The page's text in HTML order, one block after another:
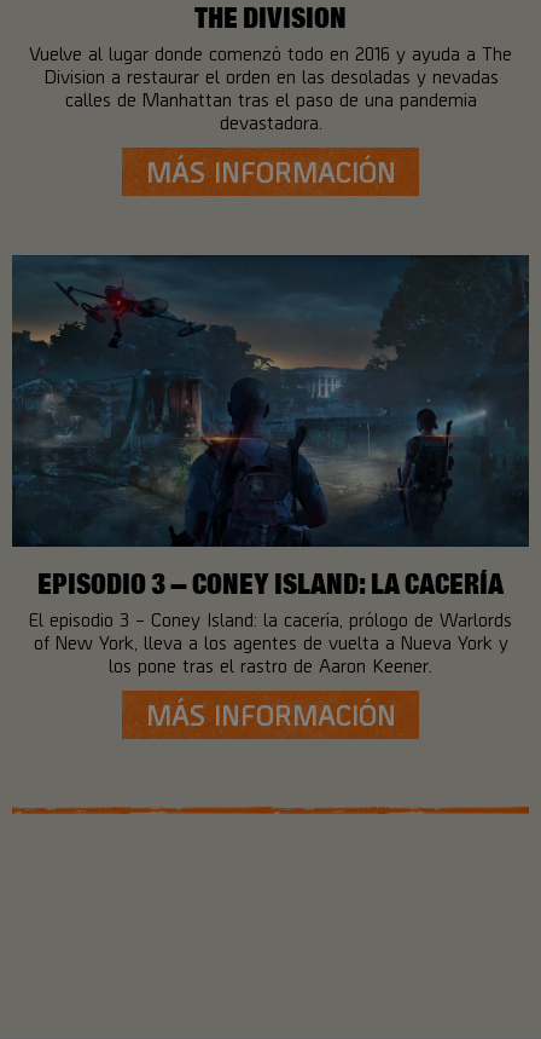
THE DIVISION
Vuelve al lugar donde comenzó todo en 2016 y ayuda a The
Division a restaurar el orden en las desoladas y nevadas
calles de Manhattan tras el paso de una pandemia
devastadora.
MÁS INFORMACIÓN
EPISODIO 3 – CONEY ISLAND: LA CACERÍA
El episodio 3 – Coney Island: la cacería, prólogo de Warlords
of New York, lleva a los agentes de vuelta a Nueva York y
los pone tras el rastro de Aaron Keener.
MÁS INFORMACIÓN